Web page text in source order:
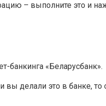
– выполните это и
банкинга «Беларусбанк».
вы делали это в банке,